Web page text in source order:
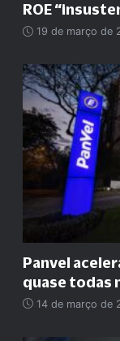
ROE“
19 de março de
Panvel
quase todas
14 de março de